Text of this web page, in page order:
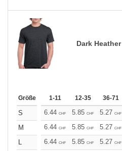
Dark Heather
Größe 1-11 12-35 36-71
S 6.44 CHF 5.85 CHF 5.27 CHF
M
6.44 CHF 5.85 CHF 5.27 CHF
L
6.44 CHF 5.85 CHF 5.27 CHF